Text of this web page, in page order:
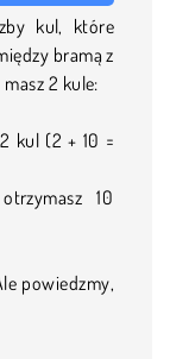
kul, które
bramą z
2 kule:
kul (2 + 10 =
10
powiedzmy,